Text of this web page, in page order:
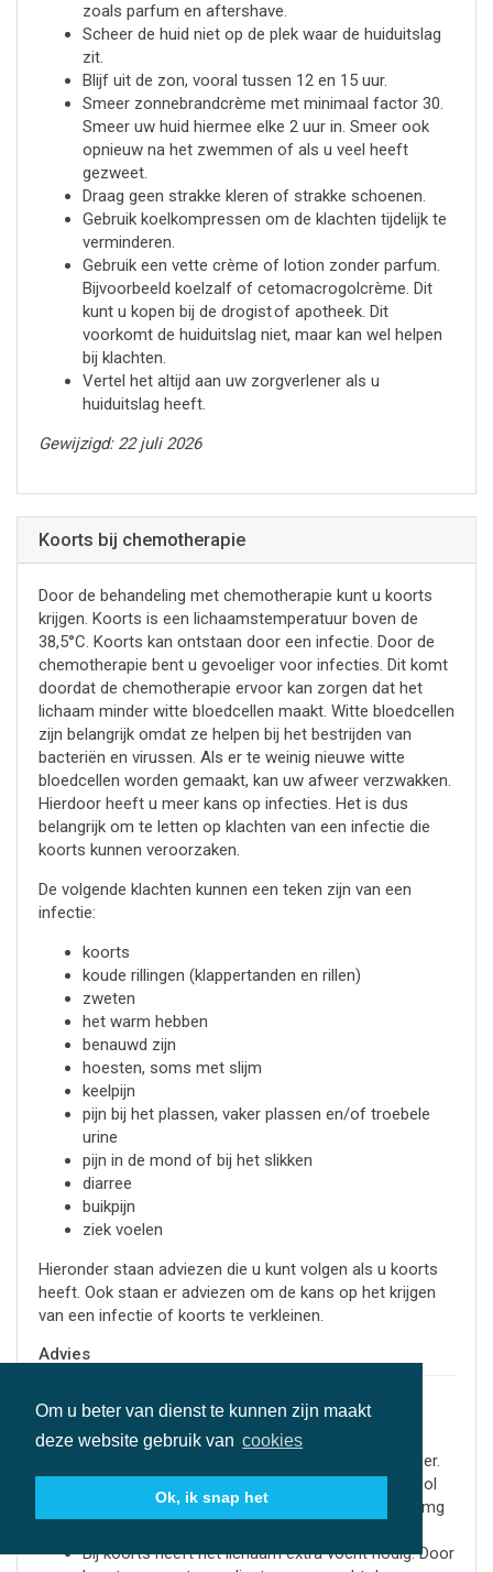
Om u beter van dienst te kunnen zijn maakt
deze website gebruik van cookies
Ok, ik snap het
zoals parfum en aftershave.
Scheer de huid niet op de plek waar de huiduitslag
zit.
Blijf uit de zon, vooral tussen 12 en 15 uur.
Smeer zonnebrandcrème met minimaal factor 30.
Smeer uw huid hiermee elke 2 uur in. Smeer ook
opnieuw na het zwemmen of als u veel heeft
gezweet.
Draag geen strakke kleren of strakke schoenen.
Gebruik koelkompressen om de klachten tijdelijk te
verminderen.
Gebruik een vette crème of lotion zonder parfum.
Bijvoorbeeld koelzalf of cetomacrogolcrème. Dit
kunt u kopen bij de drogist of apotheek. Dit
voorkomt de huiduitslag niet, maar kan wel helpen
bij klachten.
Vertel het altijd aan uw zorgverlener als u
huiduitslag heeft.
Gewijzigd: 22 juli 2026
Koorts bij chemotherapie
Door de behandeling met chemotherapie kunt u koorts
krijgen. Koorts is een lichaamstemperatuur boven de
38,5°C. Koorts kan ontstaan door een infectie. Door de
chemotherapie bent u gevoeliger voor infecties. Dit komt
doordat de chemotherapie ervoor kan zorgen dat het
lichaam minder witte bloedcellen maakt. Witte bloedcellen
zijn belangrijk omdat ze helpen bij het bestrijden van
bacteriën en virussen. Als er te weinig nieuwe witte
bloedcellen worden gemaakt, kan uw afweer verzwakken.
Hierdoor heeft u meer kans op infecties. Het is dus
belangrijk om te letten op klachten van een infectie die
koorts kunnen veroorzaken.
De volgende klachten kunnen een teken zijn van een
infectie:
koorts
koude rillingen (klappertanden en rillen)
zweten
het warm hebben
benauwd zijn
hoesten, soms met slijm
keelpijn
pijn bij het plassen, vaker plassen en/of troebele
urine
pijn in de mond of bij het slikken
diarree
buikpijn
ziek voelen
Hieronder staan adviezen die u kunt volgen als u koorts
heeft. Ook staan er adviezen om de kans op het krijgen
van een infectie of koorts te verkleinen.
Advies
Heeft u een temperatuur van boven de 38,5°C?
Neem dan direct contact op met uw zorgverlener.
Heeft uw zorgverlener gezegd dat u paracetamol
mag gebruiken? Neem dan 2 tabletten van 500 mg
Bij koorts heeft het lichaam extra vocht nodig. Door